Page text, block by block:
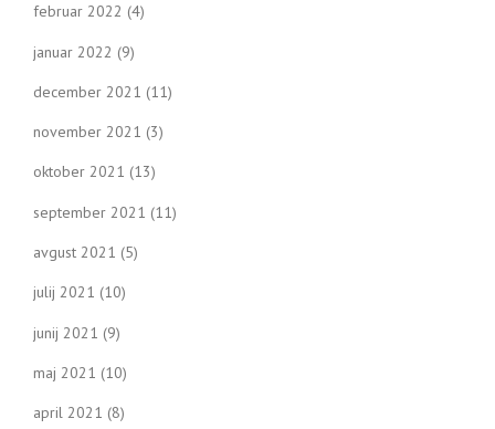
februar 2022 (4)
januar 2022 (9)
december 2021 (11)
november 2021 (3)
oktober 2021 (13)
september 2021 (11)
avgust 2021 (5)
julij 2021 (10)
junij 2021 (9)
maj 2021 (10)
april 2021 (8)